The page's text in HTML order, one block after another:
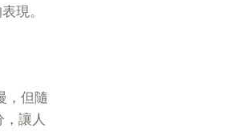
現。
，但隨
讓人